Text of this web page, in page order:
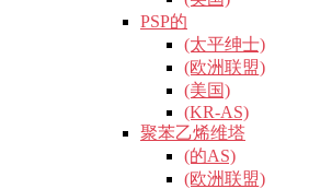
PSP的
(太平绅士)
(欧洲联盟)
(美国)
(KR-AS)
聚苯乙烯维塔
(的AS)
(欧洲联盟)